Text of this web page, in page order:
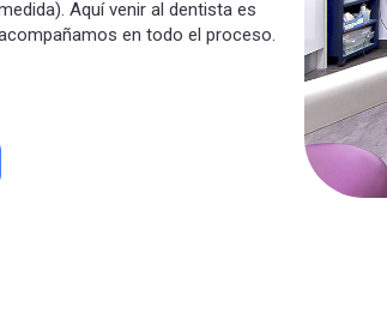
Aquí venir al dentista es
en todo el proceso.